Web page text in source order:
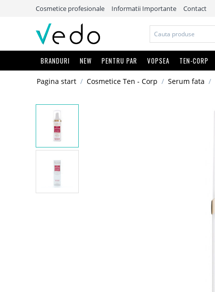
Cosmetice profesionale Informatii Importante Contact
BRANDURI NEW PENTRU PAR VOPSEA TEN-CORP
Pagina start / Cosmetice Ten - Corp / Serum fata /